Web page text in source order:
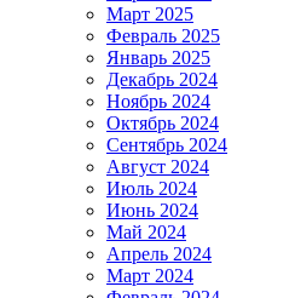
Март 2025
Февраль 2025
Январь 2025
Декабрь 2024
Ноябрь 2024
Октябрь 2024
Сентябрь 2024
Август 2024
Июль 2024
Июнь 2024
Май 2024
Апрель 2024
Март 2024